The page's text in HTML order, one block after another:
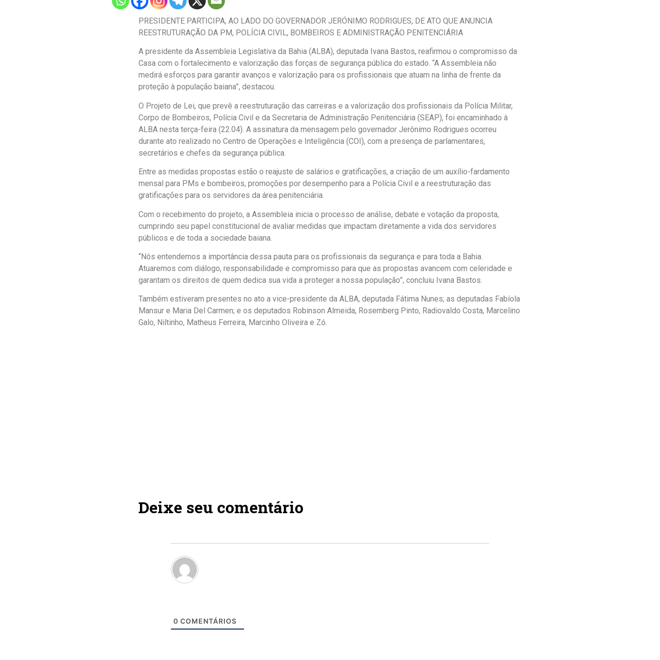
PRESIDENTE PARTICIPA, AO LADO DO GOVERNADOR JERÔNIMO RODRIGUES, DE ATO QUE ANUNCIA
REESTRUTURAÇÃO DA PM, POLÍCIA CIVIL, BOMBEIROS E ADMINISTRAÇÃO PENITENCIÁRIA
A presidente da Assembleia Legislativa da Bahia (ALBA), deputada Ivana Bastos, reafirmou o compromisso da
Casa com o fortalecimento e valorização das forças de segurança pública do estado. “A Assembleia não
medirá esforços para garantir avanços e valorização para os profissionais que atuam na linha de frente da
proteção à população baiana”, destacou.
O Projeto de Lei, que prevê a reestruturação das carreiras e a valorização dos profissionais da Polícia Militar,
Corpo de Bombeiros, Polícia Civil e da Secretaria de Administração Penitenciária (SEAP), foi encaminhado à
ALBA nesta terça-feira (22.04). A assinatura da mensagem pelo governador Jerônimo Rodrigues ocorreu
durante ato realizado no Centro de Operações e Inteligência (COI), com a presença de parlamentares,
secretários e chefes da segurança pública.
Entre as medidas propostas estão o reajuste de salários e gratificações, a criação de um auxílio-fardamento
mensal para PMs e bombeiros, promoções por desempenho para a Polícia Civil e a reestruturação das
gratificações para os servidores da área penitenciária.
Com o recebimento do projeto, a Assembleia inicia o processo de análise, debate e votação da proposta,
cumprindo seu papel constitucional de avaliar medidas que impactam diretamente a vida dos servidores
públicos e de toda a sociedade baiana.
“Nós entendemos a importância dessa pauta para os profissionais da segurança e para toda a Bahia.
Atuaremos com diálogo, responsabilidade e compromisso para que as propostas avancem com celeridade e
garantam os direitos de quem dedica sua vida a proteger a nossa população”, concluiu Ivana Bastos.
Também estiveram presentes no ato a vice-presidente da ALBA, deputada Fátima Nunes; as deputadas Fabíola
Mansur e Maria Del Carmen; e os deputados Robinson Almeida, Rosemberg Pinto, Radiovaldo Costa, Marcelino
Galo, Niltinho, Matheus Ferreira, Marcinho Oliveira e Zó.
Deixe seu comentário
0 COMENTÁRIOS